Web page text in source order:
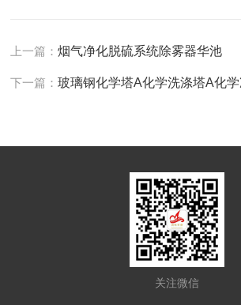
上一篇：烟气净化脱硫系统除雾器华池
下一篇：玻璃钢化学塔A化学洗涤塔A化
关注微信